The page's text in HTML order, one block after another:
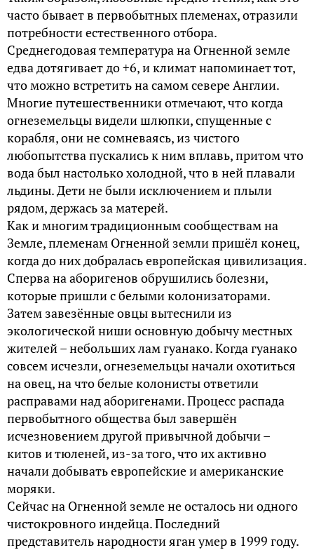
часто бывает в первобытных племенах, отразили
потребности естественного отбора.
Среднегодовая температура на Огненной земле
едва дотягивает до +6, и климат напоминает тот,
что можно встретить на самом севере Англии.
Многие путешественники отмечают, что когда
огнеземельцы видели шлюпки, спущенные с
корабля, они не сомневаясь, из чистого
любопытства пускались к ним вплавь, притом что
вода был настолько холодной, что в ней плавали
льдины. Дети не были исключением и плыли
рядом, держась за матерей.
Как и многим традиционным сообществам на
Земле, племенам Огненной земли пришёл конец,
когда до них добралась европейская цивилизация.
Сперва на аборигенов обрушились болезни,
которые пришли с белыми колонизаторами.
Затем завезённые овцы вытеснили из
экологической ниши основную добычу местных
жителей – небольших лам гуанако. Когда гуанако
совсем исчезли, огнеземельцы начали охотиться
на овец, на что белые колонисты ответили
расправами над аборигенами. Процесс распада
первобытного общества был завершён
исчезновением другой привычной добычи –
китов и тюленей, из-за того, что их активно
начали добывать европейские и американские
моряки.
Сейчас на Огненной земле не осталось ни одного
чистокровного индейца. Последний
представитель народности яган умер в 1999 году.